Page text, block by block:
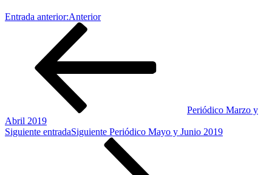
Entrada anterior:Anterior
Periódico Marzo y
Abril 2019
Siguiente entradaSiguiente Periódico Mayo y Junio 2019